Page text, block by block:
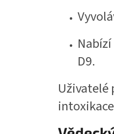
D9.
Uživatelé